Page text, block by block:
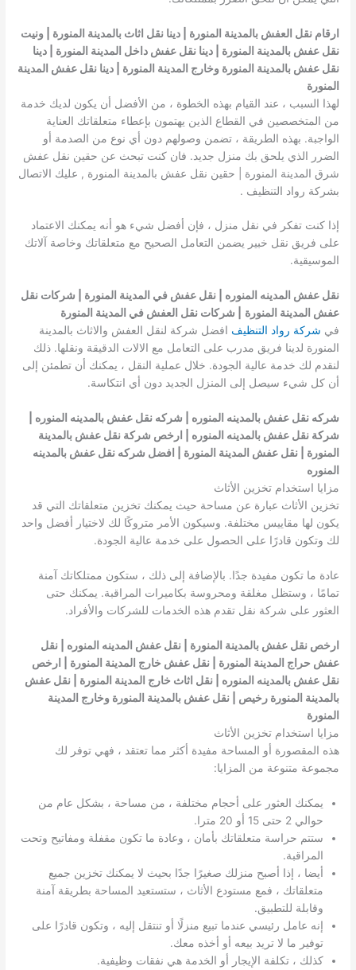
ارقام نقل العفش بالمدينة المنورة | دينا نقل اثاث بالمدينة المنورة | ونيت
نقل عفش بالمدينة المنورة | دينا نقل عفش داخل المدينة المنورة | دينا
نقل عفش بالمدينة المنورة وخارج المدينة المنورة | دينا نقل عفش المدينة
المنورة
لهذا السبب ، عند القيام بهذه الخطوة ، من الأفضل أن يكون لديك خدمة
من المتخصصين في القطاع الذين يهتمون بإعطاء متعلقاتك العناية
الواجبة. بهذه الطريقة ، تضمن وصولهم دون أي نوع من الصدمة أو
الضرر الذي يلحق بك منزل جديد. فان كنت تبحث عن حقين نقل عفش
شرق المدينة المنورة | حقين نقل عفش بالمدينة المنورة , عليك الاتصال
بشركة رواد التنظيف .
إذا كنت تفكر في نقل منزل ، فإن أفضل شيء هو أنه يمكنك الاعتماد
على فريق نقل خبير يضمن التعامل الصحيح مع متعلقاتك وخاصة آلاتك
الموسيقية.
نقل عفش المدينه المنوره | نقل عفش في المدينة المنورة | شركات نقل
عفش المدينة المنورة
| شركات نقل العفش في المدينة المنورة
في شركة رواد التنظيف افضل شركة لنقل العفش والاثاث بالمدينة
المنورة لدينا فريق مدرب على التعامل مع الالات الدقيقة ونقلها. ذلك
لنقدم لك خدمة عالية الجودة. خلال عملية النقل ، يمكنك أن تطمئن إلى
أن كل شيء سيصل إلى المنزل الجديد دون أي انتكاسة.
شركه نقل عفش بالمدينه المنوره | شركه نقل عفش بالمدينه المنوره |
شركة نقل عفش بالمدينه المنوره | ارخص شركة نقل عفش بالمدينة
المنورة | نقل عفش المدينة المنورة | افضل شركه نقل عفش بالمدينه
المنوره
مزايا استخدام تخزين الأثاث
تخزين الأثاث عبارة عن مساحة حيث يمكنك تخزين متعلقاتك التي قد
يكون لها مقاييس مختلفة. وسيكون الأمر متروكًا لك لاختيار أفضل واحد
لك وتكون قادرًا على الحصول على خدمة عالية الجودة.
عادة ما تكون مفيدة جدًا. بالإضافة إلى ذلك ، ستكون ممتلكاتك آمنة
تمامًا ، وستظل مغلقة ومحروسة بكاميرات المراقبة. يمكنك حتى
العثور على شركة نقل تقدم هذه الخدمات للشركات والأفراد.
ارخص نقل عفش بالمدينة المنورة | نقلعفش المدينه المنوره | نقل
عفش حراج المدينة المنورة | نقل عفش خارج المدينة المنورة | ارخص
نقل عفش بالمدينه المنوره | نقل اثاث خارج المدينة المنورة | نقل عفش
بالمدينة المنورة رخيص | نقل عفش بالمدينة المنورة وخارج المدينة
المنورة
مزايا استخدام تخزين الأثاث
هذه المقصورة أو المساحة مفيدة أكثر مما تعتقد ، فهي توفر لك
مجموعة متنوعة من المزايا:
يمكنك العثور على أحجام مختلفة ، من مساحة ، بشكل عام من
حوالي 2 حتى 15 أو 20 مترا.
ستتم حراسة متعلقاتك بأمان ، وعادة ما تكون مقفلة ومفاتيح وتحت
المراقبة.
أيضا ، إذا أصبح منزلك صغيرًا جدًا بحيث لا يمكنك تخزين جميع
متعلقاتك ، فمع مستودع الأثاث ، ستستعيد المساحة بطريقة آمنة
وقابلة للتطبيق.
إنه عامل رئيسي عندما تبيع منزلًا أو تنتقل إليه ، وتكون قادرًا على
توفير ما لا تريد بيعه أو أخذه معك.
كذلك ، تكلفة الإيجار أو الخدمة هي نفقات وظيفية.